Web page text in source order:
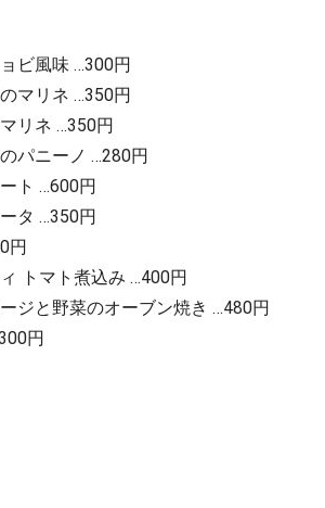
ビ風味 …300円
マリネ …350円
リネ …350円
パニーノ …280円
ト …600円
タ …350円
円
トマト煮込み …400円
ジと野菜のオーブン焼き …480円
円